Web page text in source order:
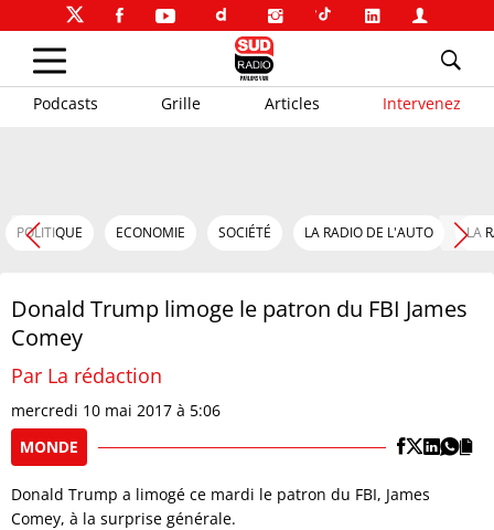
Podcasts Grille Articles Intervenez
POLITIQUE ECONOMIE SOCIÉTÉ LA RADIO DE L'AUTO LA
Donald Trump limoge le patron du FBI James
Comey
Par La rédaction
mercredi 10 mai 2017 à 5:06
MONDE
Donald Trump a limogé ce mardi le patron du FBI, James
Comey, à la surprise générale.